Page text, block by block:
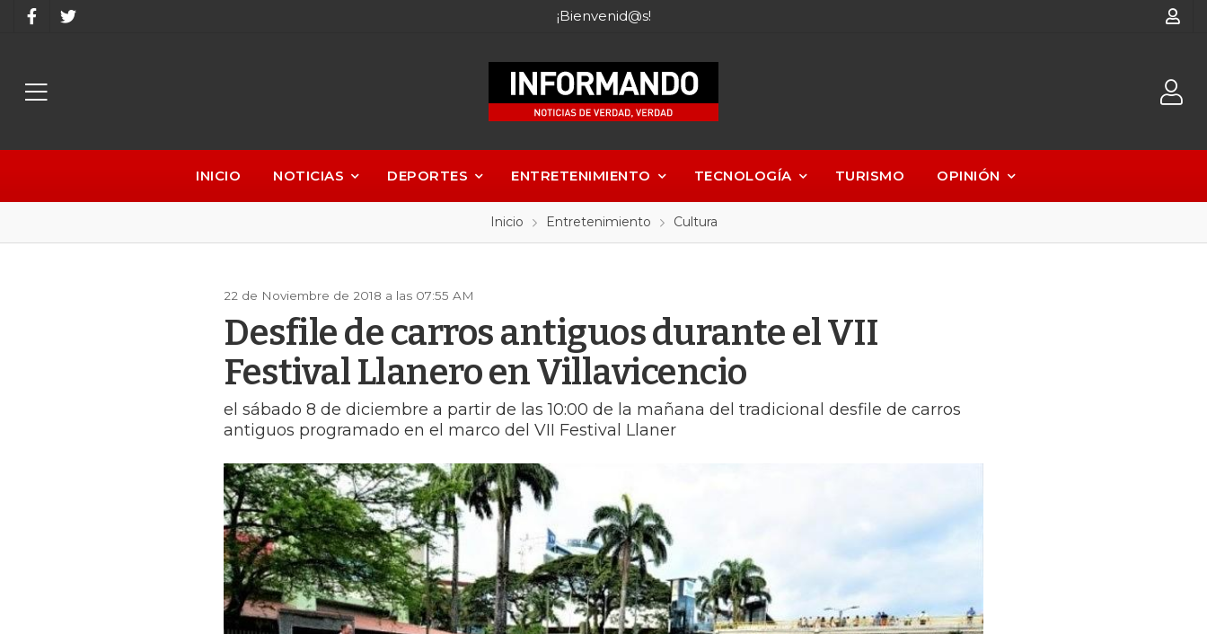
¡Bienvenid@s!
INICIO NOTICIAS DEPORTES ENTRETENIMIENTO TECNOLOGÍA TURISMO OPINIÓN
Inicio Entretenimiento Cultura
22 de Noviembre de 2018 a las 07:55 AM
Desfile de carros antiguos durante el VII
Festival Llanero en Villavicencio
el sábado 8 de diciembre a partir de las 10:00 de la mañana del tradicional desfile de carros
antiguos programado en el marco del VII Festival Llaner